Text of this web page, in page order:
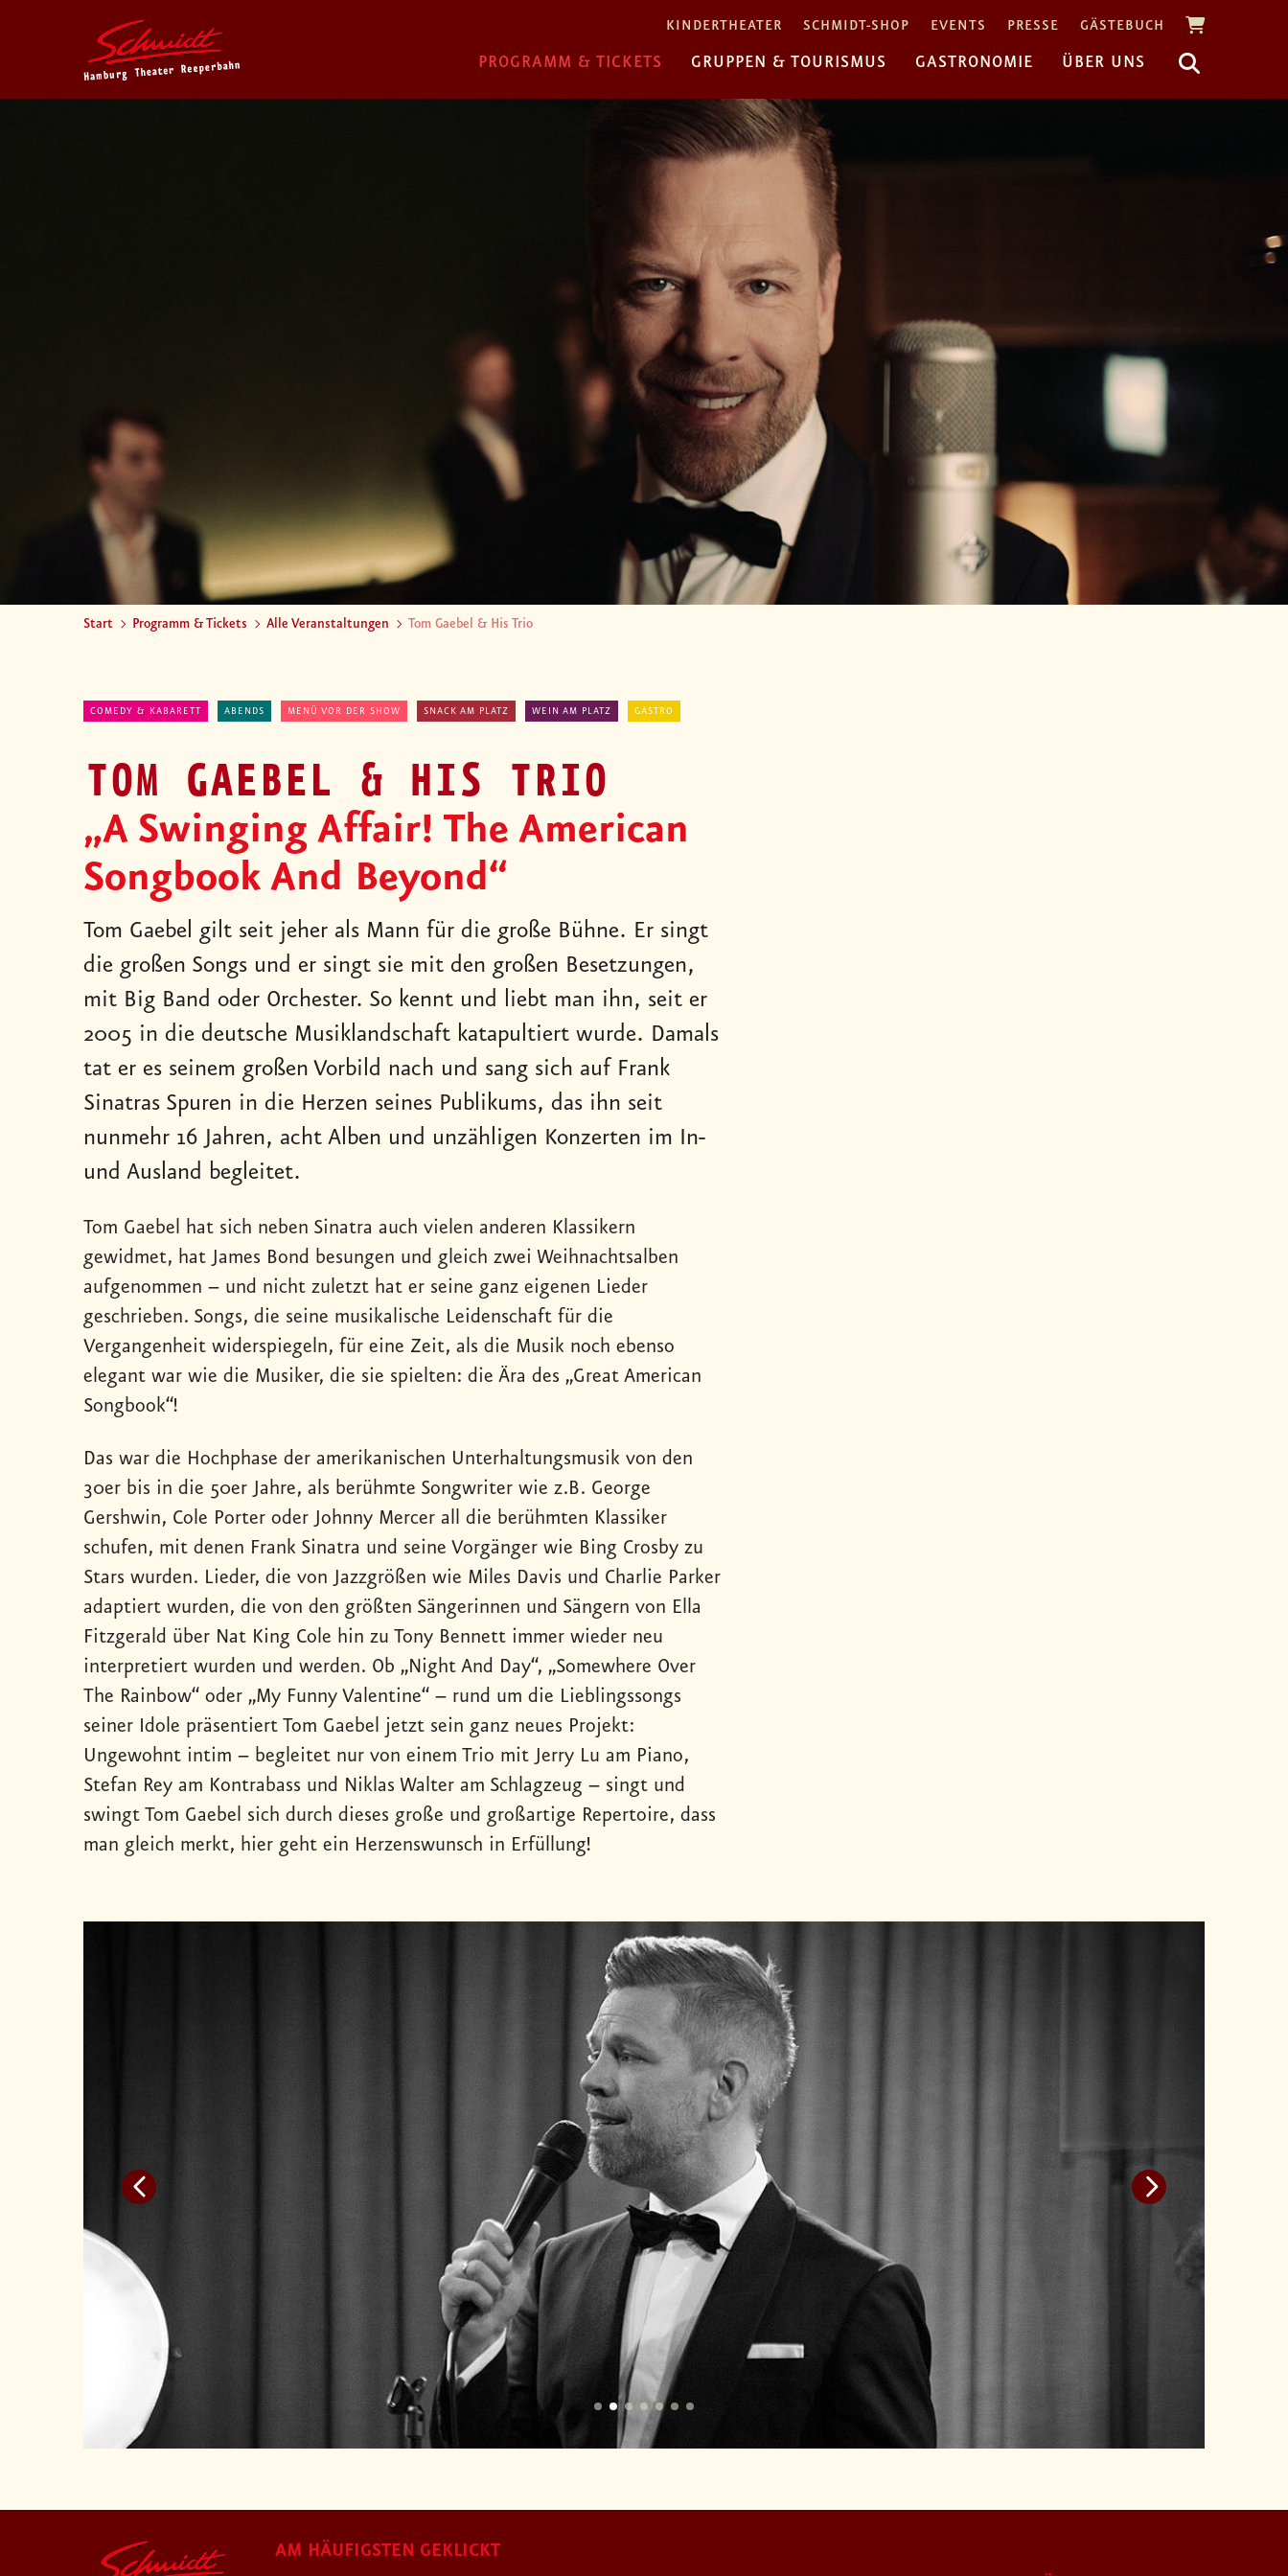
KINDERTHEATER SCHMIDT-SHOP EVENTS PRESSE GÄSTEBUCH
PROGRAMM & TICKETS GRUPPEN & TOURISMUS GASTRONOMIE ÜBER UNS
Start Programm & Tickets Alle Veranstaltungen Tom Gaebel & His Trio
COMEDY & KABARETT ABENDS MENÜ VOR DER SHOW SNACK AM PLATZ WEIN AM PLATZ GASTRO
TOM GAEBEL & HIS TRIO
„A Swinging Affair! The American
Songbook And Beyond“
Tom Gaebel gilt seit jeher als Mann für die große Bühne. Er singt
die großen Songs und er singt sie mit den großen Besetzungen,
mit Big Band oder Orchester. So kennt und liebt man ihn, seit er
2005 in die deutsche Musiklandschaft katapultiert wurde. Damals
tat er es seinem großen Vorbild nach und sang sich auf Frank
Sinatras Spuren in die Herzen seines Publikums, das ihn seit
nunmehr 16 Jahren, acht Alben und unzähligen Konzerten im In-
und Ausland begleitet.
Tom Gaebel hat sich neben Sinatra auch vielen anderen Klassikern
gewidmet, hat James Bond besungen und gleich zwei Weihnachtsalben
aufgenommen – und nicht zuletzt hat er seine ganz eigenen Lieder
geschrieben. Songs, die seine musikalische Leidenschaft für die
Vergangenheit widerspiegeln, für eine Zeit, als die Musik noch ebenso
elegant war wie die Musiker, die sie spielten: die Ära des „Great American
Songbook“!
Das war die Hochphase der amerikanischen Unterhaltungsmusik von den
30er bis in die 50er Jahre, als berühmte Songwriter wie z.B. George
Gershwin, Cole Porter oder Johnny Mercer all die berühmten Klassiker
schufen, mit denen Frank Sinatra und seine Vorgänger wie Bing Crosby zu
Stars wurden. Lieder, die von Jazzgrößen wie Miles Davis und Charlie Parker
adaptiert wurden, die von den größten Sängerinnen und Sängern von Ella
Fitzgerald über Nat King Cole hin zu Tony Bennett immer wieder neu
interpretiert wurden und werden. Ob „Night And Day“, „Somewhere Over
The Rainbow“ oder „My Funny Valentine“ – rund um die Lieblingssongs
seiner Idole präsentiert Tom Gaebel jetzt sein ganz neues Projekt:
Ungewohnt intim – begleitet nur von einem Trio mit Jerry Lu am Piano,
Stefan Rey am Kontrabass und Niklas Walter am Schlagzeug – singt und
swingt Tom Gaebel sich durch dieses große und großartige Repertoire, dass
man gleich merkt, hier geht ein Herzenswunsch in Erfüllung!
AM HÄUFIGSTEN GEKLICKT